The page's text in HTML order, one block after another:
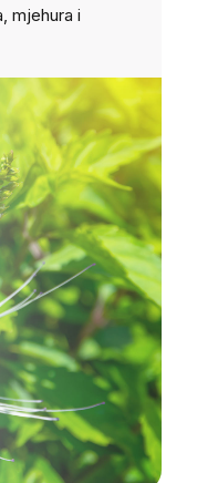
mjehura i